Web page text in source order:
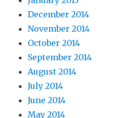
December 2014
November 2014
October 2014
September 2014
August 2014
July 2014
June 2014
May 2014